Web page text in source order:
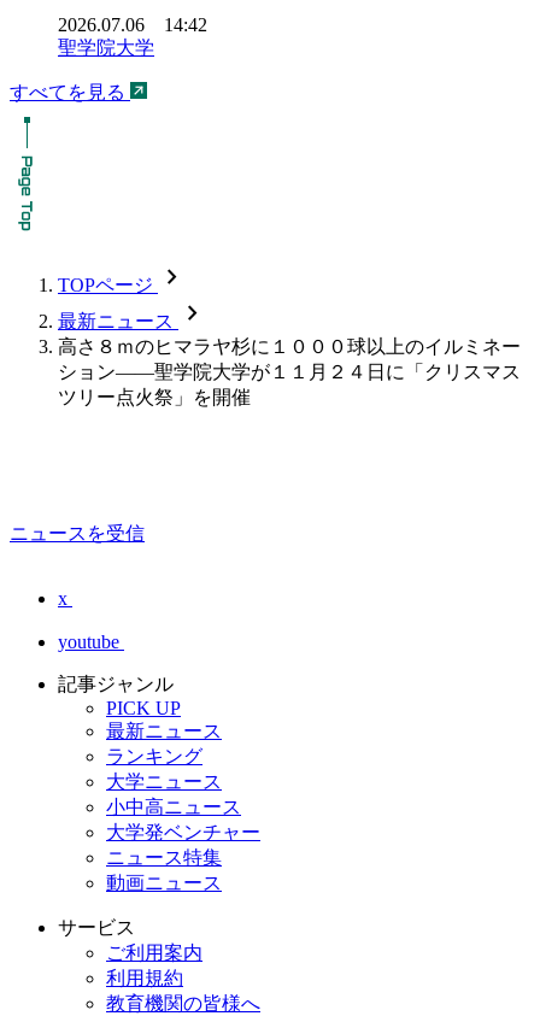
2026.07.06 14:42
聖学院大学
すべてを見る
TOPページ chevron_forward
最新ニュース chevron_forward
高さ８ｍのヒマラヤ杉に１０００球以上のイルミネー
ション――聖学院大学が１１月２４日に「クリスマス
ツリー点火祭」を開催
ニュースを受信
x
youtube
記事ジャンル
PICK UP
最新ニュース
ランキング
大学ニュース
小中高ニュース
大学発ベンチャー
ニュース特集
動画ニュース
サービス
ご利用案内
利用規約
教育機関の皆様へ